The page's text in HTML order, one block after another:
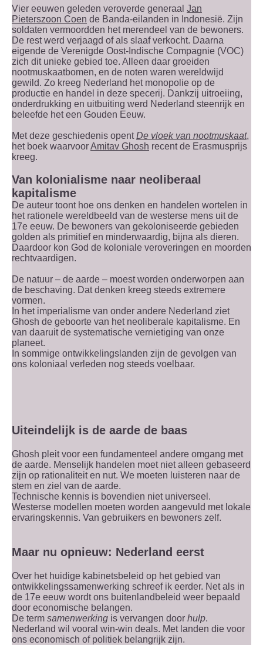
Vier eeuwen geleden veroverde generaal Jan
Pieterszoon Coen de Banda-eilanden in Indonesië. Zijn
soldaten vermoordden het merendeel van de bewoners.
De rest werd verjaagd of als slaaf verkocht. Daarna
eigende de Verenigde Oost-Indische Compagnie (VOC)
zich dit unieke gebied toe. Alleen daar groeiden
nootmuskaatbomen, en de noten waren wereldwijd
gewild. Zo kreeg Nederland het monopolie op de
productie en handel in deze specerij. Dankzij uitroeiing,
onderdrukking en uitbuiting werd Nederland steenrijk en
beleefde het een Gouden Eeuw.
Met deze geschiedenis opentDe vloek van nootmuskaat,
het boek waarvoorAmitav Ghosh recent de Erasmusprijs
kreeg.
Van kolonialisme naar neoliberaal
kapitalisme
De auteur toont hoe ons denken en handelen wortelen in
het rationele wereldbeeld van de westerse mens uit de
17e eeuw. De bewoners van gekoloniseerde gebieden
golden als primitief en minderwaardig, bijna als dieren.
Daardoor kon God de koloniale veroveringen en moorden
rechtvaardigen.
De natuur – de aarde – moest worden onderworpen aan
de beschaving. Dat denken kreeg steeds extremere
vormen.
In het imperialisme van onder andere Nederland ziet
Ghosh de geboorte van het neoliberale kapitalisme. En
van daaruit de systematische vernietiging van onze
planeet.
In sommige ontwikkelingslanden zijn de gevolgen van
ons koloniaal verleden nog steeds voelbaar.
Uiteindelijk is de aarde de baas
Ghosh pleit voor een fundamenteel andere omgang met
de aarde. Menselijk handelen moet niet alleen gebaseerd
zijn op rationaliteit en nut. We moeten luisteren naar de
stem en ziel van de aarde.
Technische kennis is bovendien niet universeel.
Westerse modellen moeten worden aangevuld met lokale
ervaringskennis. Van gebruikers en bewoners zelf.
Maar nu opnieuw: Nederland eerst
Over het huidige kabinetsbeleid op het gebied van
ontwikkelingssamenwerking schreef ik eerder. Net als in
de 17e eeuw wordt ons buitenlandbeleid weer bepaald
door economische belangen.
De term samenwerking is vervangen door hulp.
Nederland wil vooral win-win deals. Met landen die voor
ons economisch of politiek belangrijk zijn.